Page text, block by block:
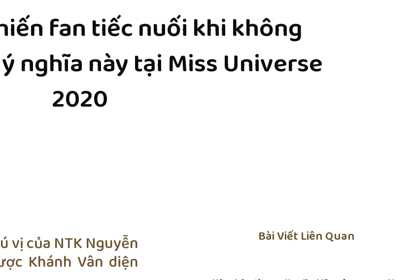
fan tiếc nuối khi không
nghĩa này tại Miss Universe
2020
vị của NTK Nguyễn
Khánh Vân diện
Bài Viết Liên Quan